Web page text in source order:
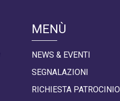
MENÙ
NEWS & EVENTI
SEGNALAZIONI
RICHIESTA PATROCINIO